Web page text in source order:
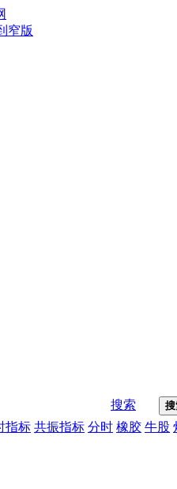
窄版
搜索
指标 共振指标 分时 橡胶 牛股